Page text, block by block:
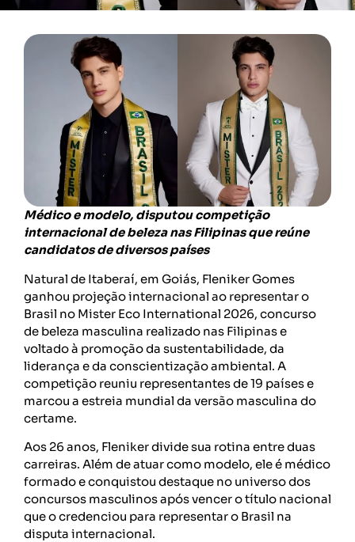
Médico e modelo, disputou competição
internacional de beleza nas Filipinas que reúne
candidatos de diversos países
Natural de Itaberaí, em Goiás, Fleniker Gomes
ganhou projeção internacional ao representar o
Brasil no Mister Eco International 2026, concurso
de beleza masculina realizado nas Filipinas e
voltado à promoção da sustentabilidade, da
liderança e da conscientização ambiental. A
competição reuniu representantes de 19 países e
marcou a estreia mundial da versão masculina do
certame.
Aos 26 anos, Fleniker divide sua rotina entre duas
carreiras. Além de atuar como modelo, ele é médico
formado e conquistou destaque no universo dos
concursos masculinos após vencer o título nacional
que o credenciou para representar o Brasil na
disputa internacional.